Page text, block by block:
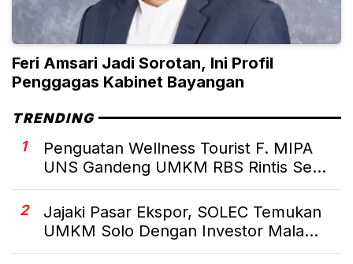
Feri Amsari Jadi Sorotan, Ini Profil
Penggagas Kabinet Bayangan
TRENDING
1
Penguatan Wellness Tourist F. MIPA
UNS Gandeng UMKM RBS Rintis Se...
2
Jajaki Pasar Ekspor, SOLEC Temukan
UMKM Solo Dengan Investor Mala...